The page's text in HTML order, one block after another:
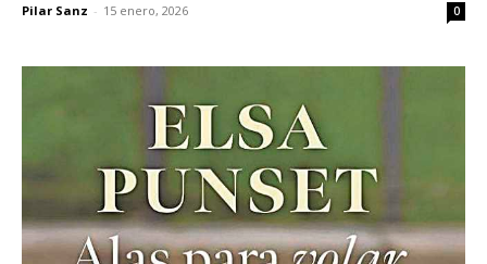
Pilar Sanz - 15 enero, 2026 0